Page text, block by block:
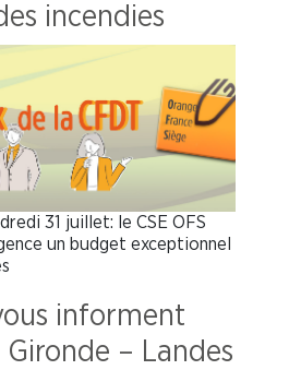
incendies
31 juillet: le CSE OFS
un budget exceptionnel
informent
Gironde – Landes